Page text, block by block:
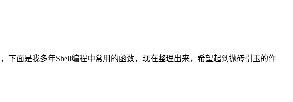
下面是我多年Shell编程中常用的函数，现在整理出来，希望起到抛砖引玉的作